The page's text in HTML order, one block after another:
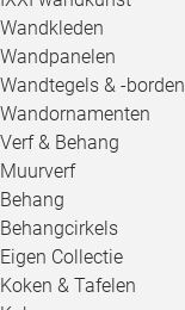
Wandkleden
Wandpanelen
Wandtegels & -borden
Wandornamenten
Verf & Behang
Muurverf
Behang
Behangcirkels
Eigen Collectie
Koken & Tafelen